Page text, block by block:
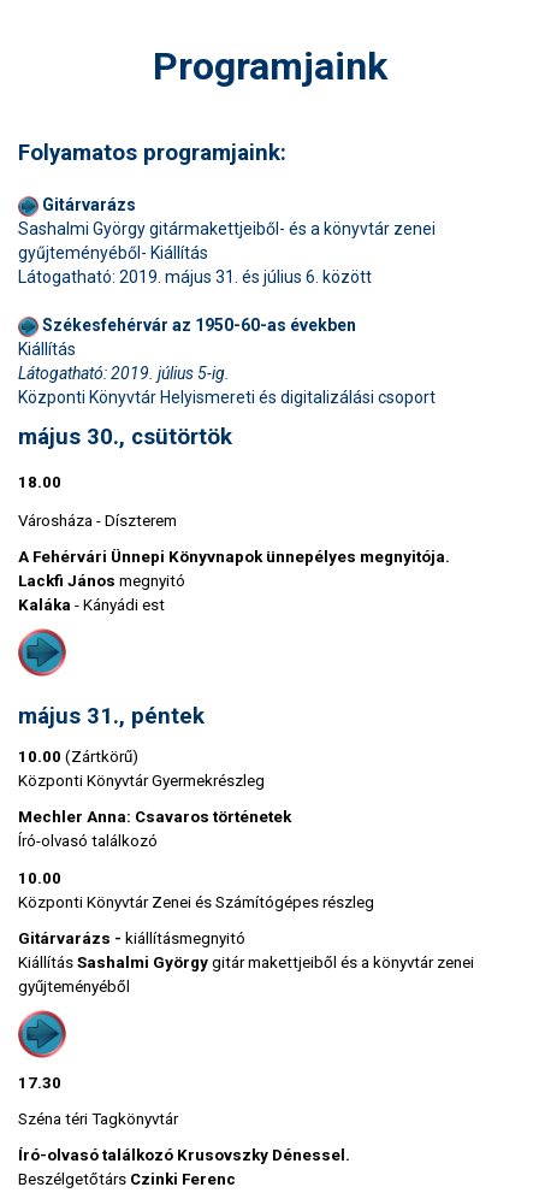
Programjaink
Folyamatos programjaink:
Gitárvarázs
Sashalmi György gitármakettjeiből- és a könyvtár zenei
gyűjteményéből- Kiállítás
Látogatható: 2019. május 31. és július 6. között
Székesfehérvár az 1950-60-as években
Kiállítás
Látogatható: 2019. július 5-ig.
Központi Könyvtár Helyismereti és digitalizálási csoport
május 30., csütörtök
18.00
Városháza - Díszterem
A Fehérvári Ünnepi Könyvnapok ünnepélyes megnyitója.
Lackfi János megnyitó
Kaláka - Kányádi est
május 31., péntek
10.00 (Zártkörű)
Központi Könyvtár Gyermekrészleg
Mechler Anna: Csavaros történetek
Író-olvasó találkozó
10.00
Központi Könyvtár Zenei és Számítógépes részleg
Gitárvarázs - kiállításmegnyitó
Kiállítás Sashalmi György gitár makettjeiből és a könyvtár zenei
gyűjteményéből
17.30
Széna téri Tagkönyvtár
Író-olvasó találkozó Krusovszky Dénessel.
Beszélgetőtárs Czinki Ferenc